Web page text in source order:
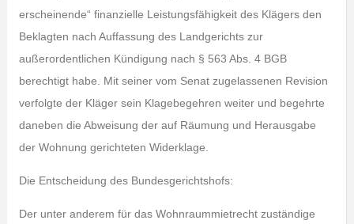
erscheinende“ finanzielle Leistungsfähigkeit des Klägers den
Beklagten nach Auffassung des Landgerichts zur
außerordentlichen Kündigung nach § 563 Abs. 4 BGB
berechtigt habe. Mit seiner vom Senat zugelassenen Revision
verfolgte der Kläger sein Klagebegehren weiter und begehrte
daneben die Abweisung der auf Räumung und Herausgabe
der Wohnung gerichteten Widerklage.
Die Entscheidung des Bundesgerichtshofs:
Der unter anderem für das Wohnraummietrecht zuständige